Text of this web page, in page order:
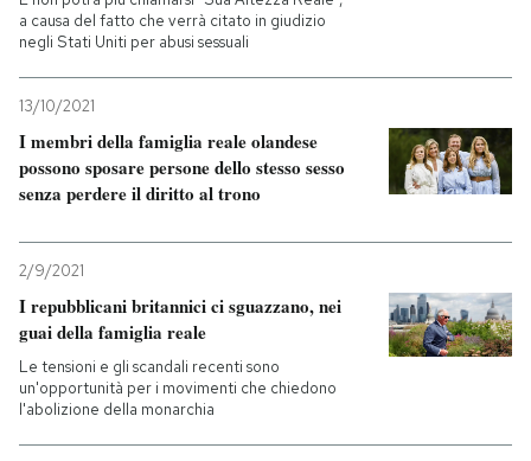
a causa del fatto che verrà citato in giudizio
negli Stati Uniti per abusi sessuali
13/10/2021
I membri della famiglia reale olandese
possono sposare persone dello stesso sesso
senza perdere il diritto al trono
2/9/2021
I repubblicani britannici ci sguazzano, nei
guai della famiglia reale
Le tensioni e gli scandali recenti sono
un'opportunità per i movimenti che chiedono
l'abolizione della monarchia